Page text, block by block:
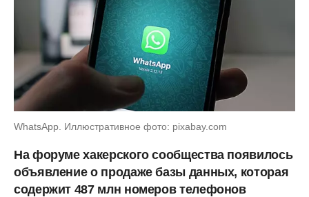
WhatsApp. Иллюстративное фото: pixabay.com
На форуме хакерского сообщества появилось
объявление о продаже базы данных, которая
содержит 487 млн номеров телефонов